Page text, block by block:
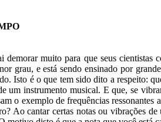
demorar muito para que seus
grau, e está sendo ensinado por
Isto é o que tem sido dito a respeito:
um instrumento musical. E que, se
o exemplo de frequências
Ao cantar certas notas ou vibrações